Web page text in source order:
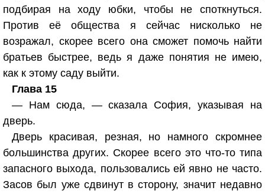
подбирая на ходу юбки, чтобы не споткнуться.
Против её общества я сейчас нисколько не
возражал, скорее всего она сможет помочь найти
братьев быстрее, ведь я даже понятия не имею,
как к этому саду выйти.
Глава 15
— Нам сюда, — сказала София, указывая на
дверь.
Дверь красивая, резная, но намного скромнее
большинства других. Скорее всего это что-то типа
запасного выхода, пользовались ей явно не часто.
Засов был уже сдвинут в сторону, значит недавно